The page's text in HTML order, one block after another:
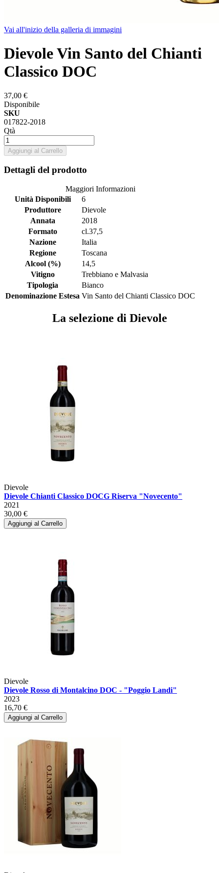
Vai all'inizio della galleria di immagini
Dievole Vin Santo del Chianti
Classico DOC
37,00 €
Disponibile
SKU
017822-2018
Qtà
Aggiungi al Carrello
Dettagli del prodotto
Maggiori Informazioni
Unità Disponibili
6
Produttore
Dievole
Annata
2018
Formato
cl.37,5
Nazione
Italia
Regione
Toscana
Alcool (%)
14,5
Vitigno
Trebbiano e Malvasia
Tipologia
Bianco
Denominazione Estesa Vin Santo del Chianti Classico DOC
La selezione di Dievole
Dievole
Dievole Chianti Classico DOCG Riserva "Novecento"
2021
30,00 €
Aggiungi al Carrello
Dievole
Dievole Rosso di Montalcino DOC - "Poggio Landi"
2023
16,70 €
Aggiungi al Carrello